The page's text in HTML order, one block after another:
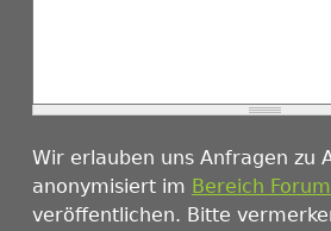
Wir erlauben uns Anfragen zu
anonymisiert im Bereich Forum
veröffentlichen. Bitte